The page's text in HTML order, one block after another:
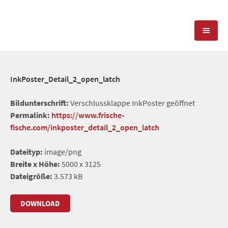
SOCIAL MEDIA
REFERENZEN
STANDORT & KONTAKT
PRESSESERVICE
InkPoster_Detail_2_open_latch
Bildunterschrift: Verschlussklappe InkPoster geöffnet
Permalink: https://www.frische-
fische.com/inkposter_detail_2_open_latch
Dateityp: image/png
Breite x Höhe: 5000 x 3125
Dateigröße: 3.573 kB
DOWNLOAD